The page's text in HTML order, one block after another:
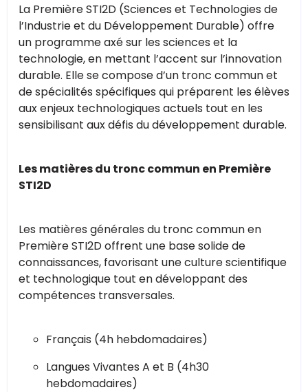
La Première STI2D (Sciences et Technologies de
l’Industrie et du Développement Durable) offre
un programme axé sur les sciences et la
technologie, en mettant l’accent sur l’innovation
durable. Elle se compose d’un tronc commun et
de spécialités spécifiques qui préparent les élèves
aux enjeux technologiques actuels tout en les
sensibilisant aux défis du développement durable.
Les matières du tronc commun en Première
STI2D
Les matières générales du tronc commun en
Première STI2D offrent une base solide de
connaissances, favorisant une culture scientifique
et technologique tout en développant des
compétences transversales.
Français (4h hebdomadaires)
Langues Vivantes A et B (4h30
hebdomadaires)